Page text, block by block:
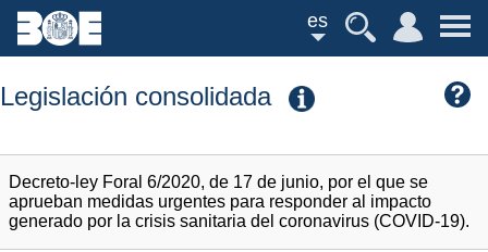
es
Legislación consolidada
Decreto-ley Foral 6/2020, de 17 de junio, por el que se
aprueban medidas urgentes para responder al impacto
generado por la crisis sanitaria del coronavirus (COVID-19).